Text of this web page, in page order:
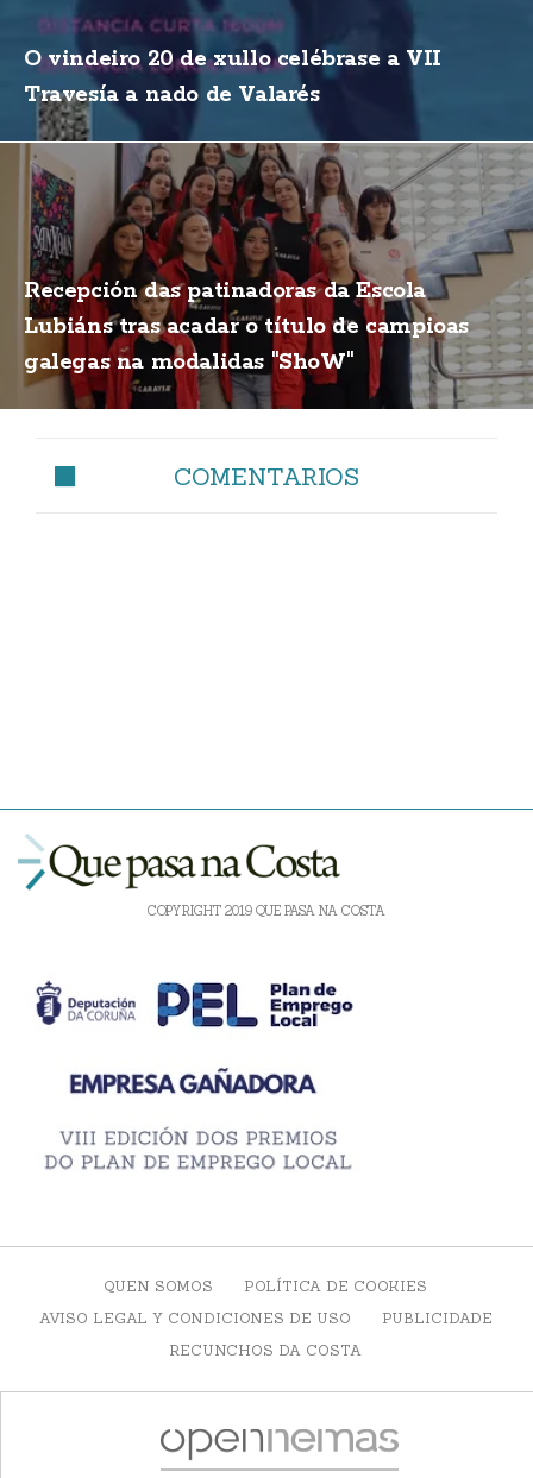
O vindeiro 20 de xullo celébrase a VII
Travesía a nado de Valarés
Recepción das patinadoras da Escola
Lubiáns tras acadar o título de campioas
galegas na modalidas "ShoW"
COMENTARIOS
COPYRIGHT 2019 QUE PASA NA COSTA
QUEN SOMOS
POLÍTICA DE COOKIES
AVISO LEGAL Y CONDICIONES DE USO
PUBLICIDADE
RECUNCHOS DA COSTA